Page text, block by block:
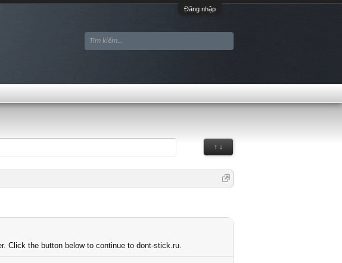
Đăng nhập
↑ ↓
Click the button below to continue to dont-stick.ru.